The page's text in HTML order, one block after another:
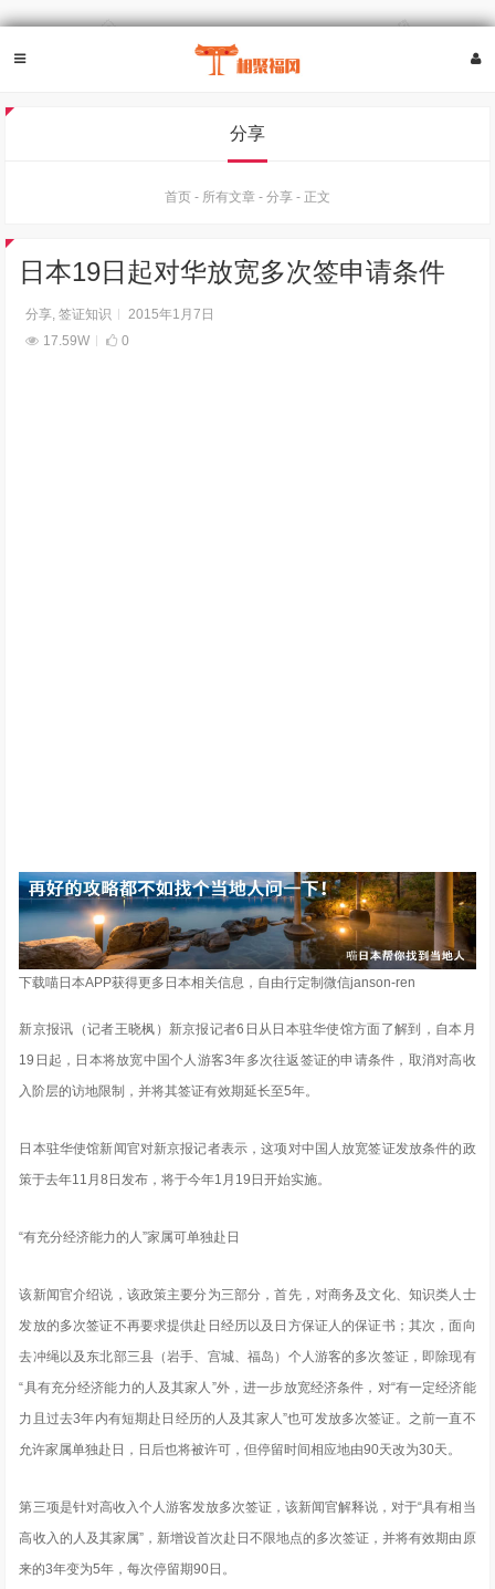
分享
首页 - 所有文章 - 分享 - 正文
日本19日起对华放宽多次签申请条件
分享,签证知识
2015年1月7日
17.59W
0
下载喵日本APP获得更多日本相关信息，自由行定制微信janson-ren
新京报讯（记者王晓枫）新京报记者6日从日本驻华使馆方面了解到，自本月
19日起，日本将放宽中国个人游客3年多次往返签证的申请条件，取消对高收
入阶层的访地限制，并将其签证有效期延长至5年。
日本驻华使馆新闻官对新京报记者表示，这项对中国人放宽签证发放条件的政
策于去年11月8日发布，将于今年1月19日开始实施。
“有充分经济能力的人”家属可单独赴日
该新闻官介绍说，该政策主要分为三部分，首先，对商务及文化、知识类人士
发放的多次签证不再要求提供赴日经历以及日方保证人的保证书；其次，面向
去冲绳以及东北部三县（岩手、宫城、福岛）个人游客的多次签证，即除现有
“具有充分经济能力的人及其家人”外，进一步放宽经济条件，对“有一定经济能
力且过去3年内有短期赴日经历的人及其家人”也可发放多次签证。之前一直不
允许家属单独赴日，日后也将被许可，但停留时间相应地由90天改为30天。
第三项是针对高收入个人游客发放多次签证，该新闻官解释说，对于“具有相当
高收入的人及其家属”，新增设首次赴日不限地点的多次签证，并将有效期由原
来的3年变为5年，每次停留期90日。